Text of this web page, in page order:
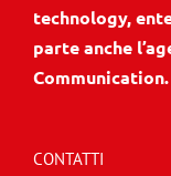
technology,
parte anche
Communication.
CONTATTI